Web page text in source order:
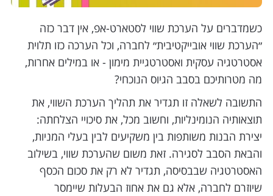
כשמדברים על הערכת שווי לסטארט-אפ, אין דבר כזה
״הערכת שווי אובייקטיבית״ לחברה, וכל הערכה כזו תלוית
אסטרטגיה עסקית ואסטרטגיית מימון - או במילים אחרות,
מה מטרותיכם בסבב הגיוס הנוכחי?
התשובה לשאלה זו תגדיר את תהליך הערכת השווי, את
תוצאותיה הנומינליות, וחשוב מכל, את סיכויי הצלחתה:
יצירת הבנות משותפות בין משקיעים לבין בעלי המניות,
והבאת הסבב לסגירה. זאת משום שהערכת שווי, בשילוב
האסטרטגיה שבבסיסה, תגדיר לא רק את סכום הכסף
שיוזרם לחברה, אלא גם את אחוז הבעלות שיימסר